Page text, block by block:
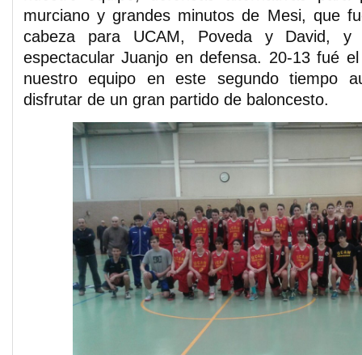
murciano y grandes minutos de Mesi, que
cabeza para UCAM, Poveda y David, y
espectacular Juanjo en defensa. 20-13 fué
nuestro equipo en este segundo tiempo
disfrutar de un gran partido de baloncesto.